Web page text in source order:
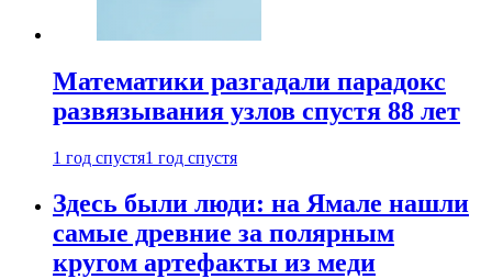
Математики разгадали парадокс
развязывания узлов спустя 88 лет
1 год спустя1 год спустя
Здесь были люди: на Ямале нашли
самые древние за полярным
кругом артефакты из меди